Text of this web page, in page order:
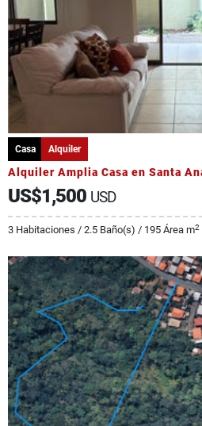
Casa Alquiler
Alquiler Amplia Casa en Santa
US$1,500 USD
3 Habitaciones / 2.5 Baño(s) / 195 Área m2